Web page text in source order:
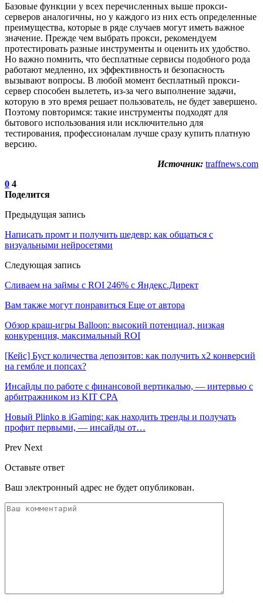
Базовые функции у всех перечисленных выше прокси-
серверов аналогичны, но у каждого из них есть определенные
преимущества, которые в ряде случаев могут иметь важное
значение. Прежде чем выбрать прокси, рекомендуем
протестировать разные инструменты и оценить их удобство.
Но важно помнить, что бесплатные сервисы подобного рода
работают медленно, их эффективность и безопасность
вызывают вопросы. В любой момент бесплатный прокси-
сервер способен вылететь, из-за чего выполнение задачи,
которую в это время решает пользователь, не будет завершено.
Поэтому повторимся: такие инструменты подходят для
бытового использования или исключительно для
тестирования, профессионалам лучше сразу купить платную
версию.
Источник: traffnews.com
0 4
Поделится
Предыдущая запись
Написать промт и получить шедевр: как общаться с
визуальными нейросетями
Следующая запись
Сливаем на займы с ROI 246% с Яндекс.Директ
Вам также могут понравиться Еще от автора
Обзор краш-игры Balloon: высокий потенциал, низкая
конкуренция, максимальный ROI
[Кейс] Буст количества депозитов: как получить х2 конверсий
на гембле и попсах?
Инсайды по работе с финансовой вертикалью, — интервью с
арбитражником из KIT CPA
Новый Plinko в iGaming: как находить тренды и получать
профит первыми, — инсайды от…
Prev Next
Оставьте ответ
Ваш электронный адрес не будет опубликован.